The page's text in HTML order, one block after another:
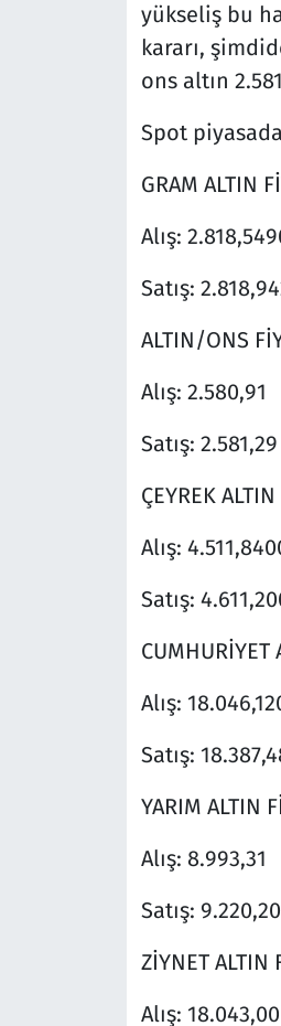
yükseliş bu
kararı,
ons altın
Spot
GRAM ALTIN
Alış:
Satış:
ALTIN/ONS
Alış: 2.580,91
Satış: 2.581,29
ÇEYREK ALTIN
Alış:
Satış:
CUMHURİYET
Alış:
Satış:
YARIM ALTIN
Alış: 8.993,31
Satış: 9.220,20
ZİYNET ALTIN
Alış: 18.043,00